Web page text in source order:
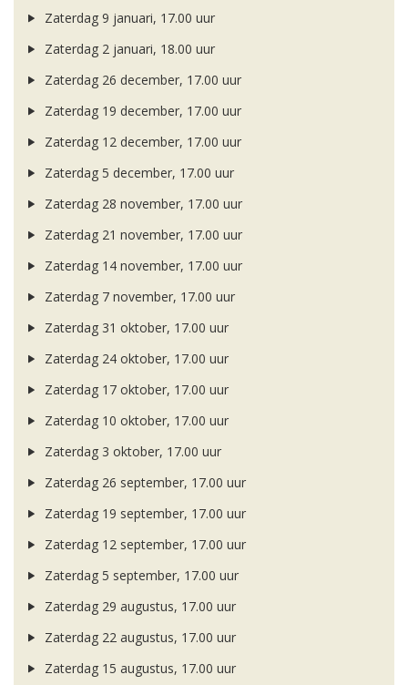
Zaterdag 9 januari, 17.00 uur
Zaterdag 2 januari, 18.00 uur
Zaterdag 26 december, 17.00 uur
Zaterdag 19 december, 17.00 uur
Zaterdag 12 december, 17.00 uur
Zaterdag 5 december, 17.00 uur
Zaterdag 28 november, 17.00 uur
Zaterdag 21 november, 17.00 uur
Zaterdag 14 november, 17.00 uur
Zaterdag 7 november, 17.00 uur
Zaterdag 31 oktober, 17.00 uur
Zaterdag 24 oktober, 17.00 uur
Zaterdag 17 oktober, 17.00 uur
Zaterdag 10 oktober, 17.00 uur
Zaterdag 3 oktober, 17.00 uur
Zaterdag 26 september, 17.00 uur
Zaterdag 19 september, 17.00 uur
Zaterdag 12 september, 17.00 uur
Zaterdag 5 september, 17.00 uur
Zaterdag 29 augustus, 17.00 uur
Zaterdag 22 augustus, 17.00 uur
Zaterdag 15 augustus, 17.00 uur